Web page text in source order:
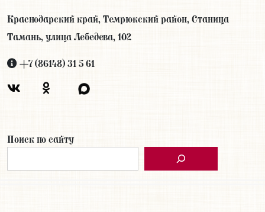
Краснодарский край, Темрюкский район, Станица
Тамань, улица Лебедева, 102
+7 (86148) 31 5 61
Поиск по сайту